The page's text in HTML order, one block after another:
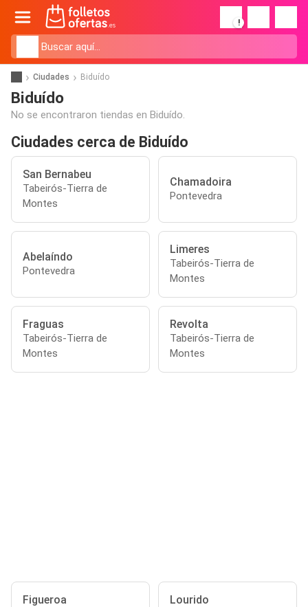
!
Ciudades Biduído
Biduído
No se encontraron tiendas en Biduído.
Ciudades cerca de Biduído
San Bernabeu
Tabeirós-Tierra de
Montes
Chamadoira
Pontevedra
Abelaíndo
Pontevedra
Limeres
Tabeirós-Tierra de
Montes
Fraguas
Tabeirós-Tierra de
Montes
Revolta
Tabeirós-Tierra de
Montes
Figueroa Lourido